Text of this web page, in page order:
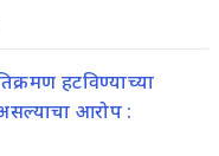
हटविण्याच्या
आरोप :